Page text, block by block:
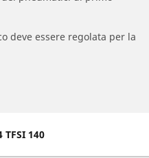
deve essere regolata per la
TFSI 140